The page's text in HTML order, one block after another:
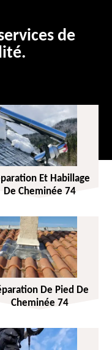
de
Et Habillage
De Cheminée 74
De Pied De
Cheminée 74